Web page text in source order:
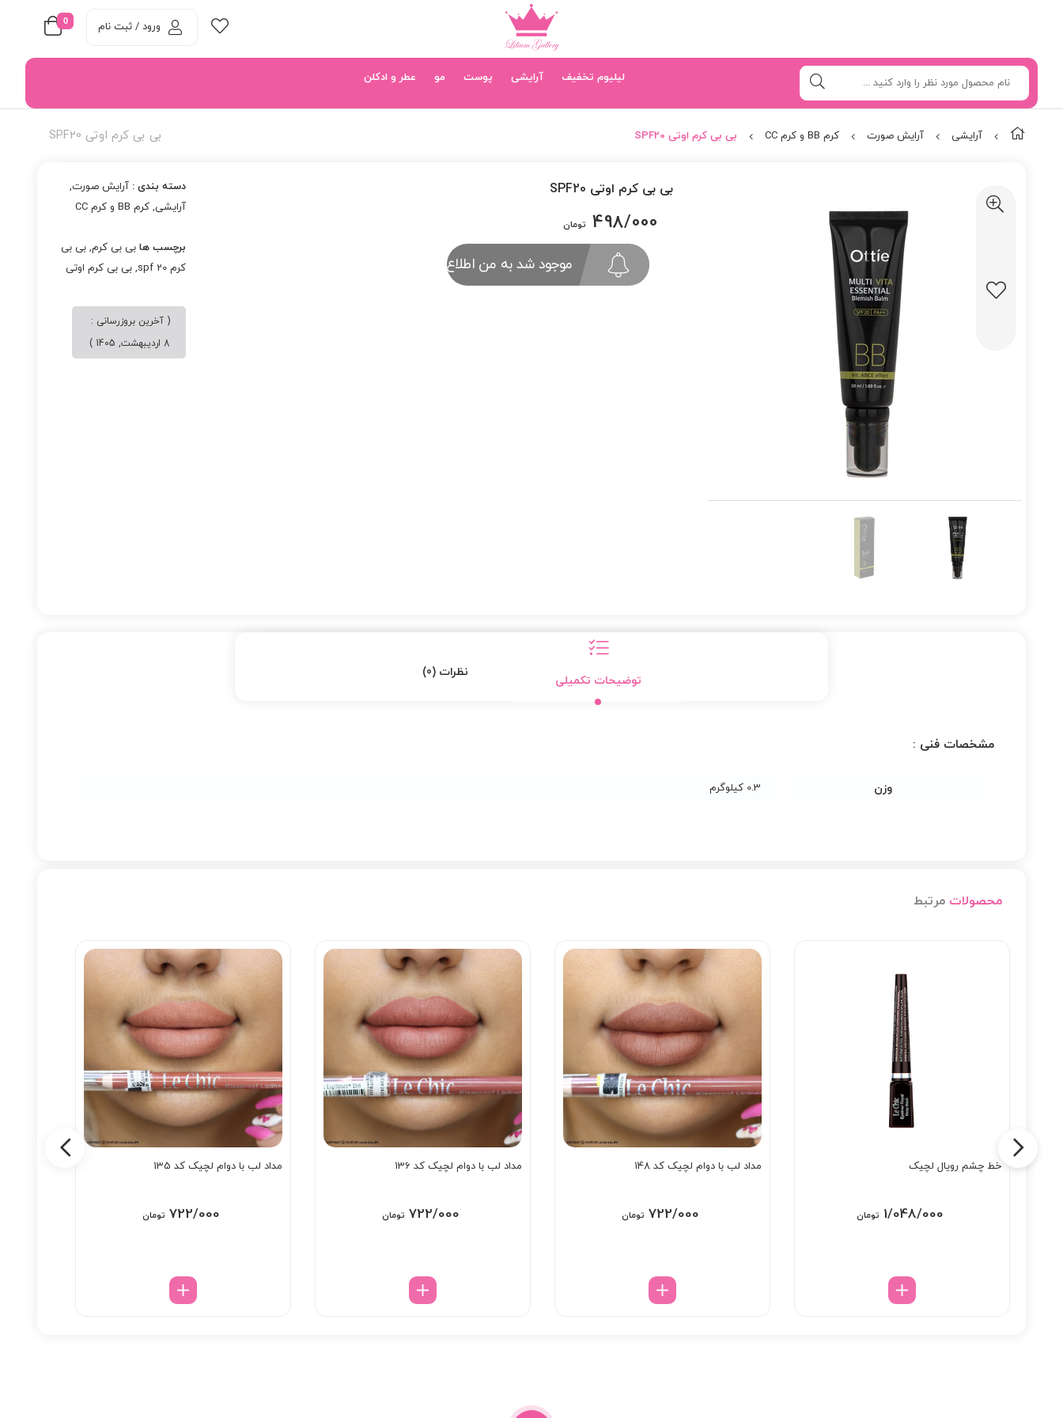
0 ورود / ثبت نام
لیلیوم تخفیف آرایشی پوست مو عطر و ادکلن
بی بی کرم اوتی SPF20 آرایشی آرایش صورت کرم BB و کرم CC بی بی کرم اوتی SPF20
بی بی کرم اوتی SPF20
498/000 تومان
موجود شد به من اطلاع بده
دسته بندی :آرایش صورت,
آرایشی,کرم BB و کرم CC
برچسب هابی بی کرم,بی بی
کرم spf 20
,بی بی کرم اوتی
( آخرین بروزرسانی :
8 اردیبهشت, 1405 )
توضیحات تکمیلی
نظرات (0)
مشخصات فنی :
وزن 0.3 کیلوگرم
محصولات مرتبط
خط چشم رویال لچیک
1/048/000 تومان
مداد لب با دوام لچیک کد 148
722/000 تومان
مداد لب با دوام لچیک کد 136
722/000 تومان
مداد لب با دوام لچیک کد 135
722/000 تومان